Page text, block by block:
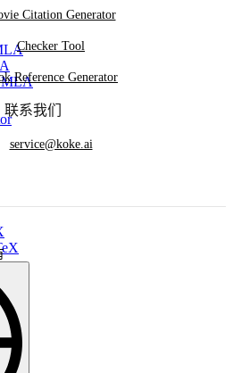
MLA
Citation Generator
Checker Tool
Reference Generator
联系我们
service@koke.ai